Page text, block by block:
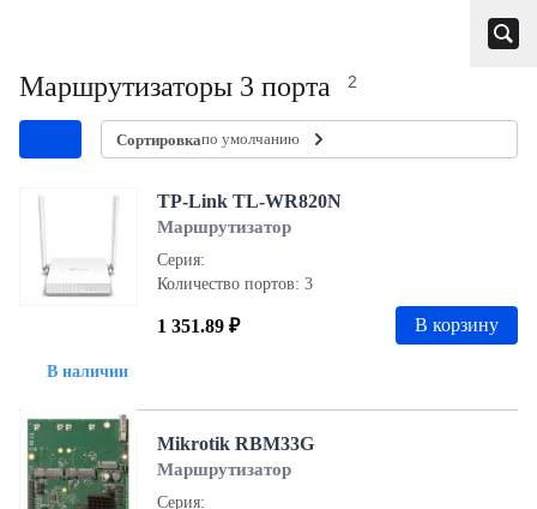
Маршрутизаторы 3 порта 2
Сортировкапо умолчанию
В наличии
TP-Link TL-WR820N
Маршрутизатор
Серия:
Количество портов: 3
1 351.89 ₽ В корзину
Mikrotik RBM33G
Маршрутизатор
Серия: